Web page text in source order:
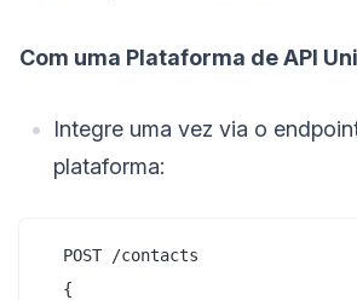
Com uma Plataforma de API
Integre uma vez via o
plataforma:
  POST /contacts
  {